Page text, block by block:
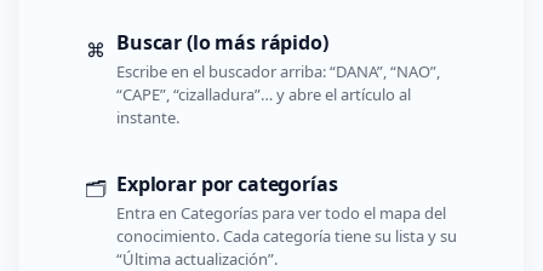
⌘ Buscar (lo más rápido)
Escribe en el buscador arriba: “DANA”, “NAO”,
“CAPE”, “cizalladura”… y abre el artículo al
instante.
🗂️ Explorar por categorías
Entra en Categorías para ver todo el mapa del
conocimiento. Cada categoría tiene su lista y su
“Última actualización”.